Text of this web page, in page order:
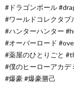
#ドラゴンボール
#ワールドコレクタブ
#ハンターハンター
#オーバーロード
#薬屋のひとりごと
#僕のヒーローアカデ
#爆豪 #爆豪勝己